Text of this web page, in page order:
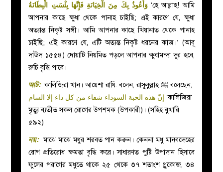
وَأَعُوذُ بِكَ مِنَ الْخِيَانَةِ فَإِنَّهَا بِئْسَتِ الْبِطَانَةُ‘হে আল্লাহ! আমি
আপনার কাছে ক্ষুধা থেকে পানাহ চাইছি; এই কারণে যে, ক্ষুধা
অত্যান্ত নিকৃষ্ট সঙ্গী। আমি আপনার কাছে খিয়ানাত থেকে পানাহ
চাইছি; এই কারণে যে, এটি অত্যন্ত নিকৃষ্ট ধরনের কাজ।’ (আবূ
দাঊদ ১৫৫৪) দোয়াটি নিয়মিত পড়লে আপনার ক্ষুধামন্দা দূর হবে,
রুচি বৃদ্ধি পাবে।
আট:কালিজিরা খান। আয়েশা রাযি. বলেন, রাসূলুল্লাহ
ﷺ বলেছেন,
إنّ هذه الحبة السوداء شفاء من كل داء إلا السام‘কালিজিরা
মৃত্যু ব্যতীত সকল রোগের উপশমক (উপকারী)। (সহিহ বুখারি
৫৯২)
নয়: মাঝে মাঝে মধুর শরবত পান করুন। কেননা মধু মানবদেহের
রোগ প্রতিরোধ ক্ষমতা বৃদ্ধি করে। সাধারণত পুষ্টি উপাদান হিসাবে
ফুলের পরাগের মধুতে থাকে ২৫ থেকে ৩৭ শতাংশ গ্লুকোজ, ৩৪